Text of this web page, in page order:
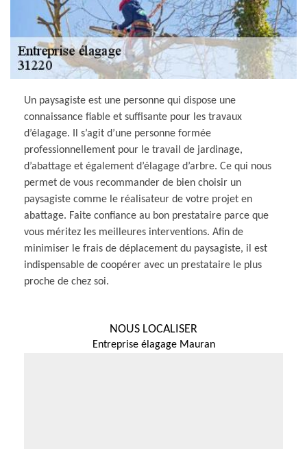
Un paysagiste est une personne qui dispose une
connaissance fiable et suffisante pour les travaux
d’élagage. Il s’agit d’une personne formée
professionnellement pour le travail de jardinage,
d’abattage et également d’élagage d’arbre. Ce qui nous
permet de vous recommander de bien choisir un
paysagiste comme le réalisateur de votre projet en
abattage. Faite confiance au bon prestataire parce que
vous méritez les meilleures interventions. Afin de
minimiser le frais de déplacement du paysagiste, il est
indispensable de coopérer avec un prestataire le plus
proche de chez soi.
NOUS LOCALISER
Entreprise élagage Mauran